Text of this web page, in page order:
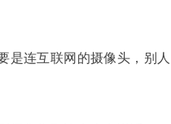
是连互联网的摄像头，别人